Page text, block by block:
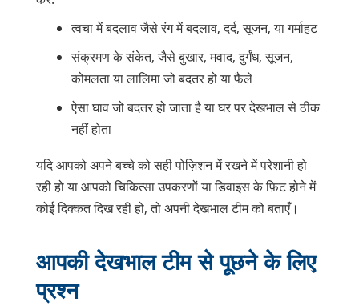
त्वचा में बदलाव जैसे रंग में बदलाव, दर्द, सूजन, या गर्माहट
संक्रमण के संकेत, जैसे बुखार, मवाद, दुर्गंध, सूजन,
कोमलता या लालिमा जो बदतर हो या फैले
ऐसा घाव जो बदतर हो जाता है या घर पर देखभाल से ठीक
नहीं होता
यदि आपको अपने बच्चे को सही पोज़िशन में रखने में परेशानी हो
रही हो या आपको चिकित्सा उपकरणों या डिवाइस के फ़िट होने में
कोई दिक्कत दिख रही हो, तो अपनी देखभाल टीम को बताएँ।
आपकी देखभाल टीम से पूछने के लिए
प्रश्न